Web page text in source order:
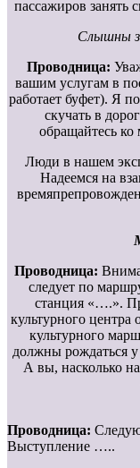
пассажиров занять
Слышны
Проводница:
вашим услугам в
работает буфет). Я
скучать в
обращайтесь ко
Люди в нашем
Надеемся на
Проводница:
следует по
станция «….».
культурного центра
культурного
должны рождаться
А вы, насколько
Проводница:
Выступление …..